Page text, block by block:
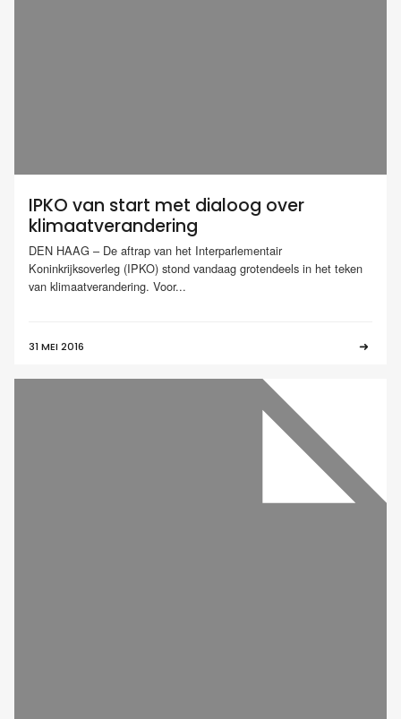
IPKO van start met dialoog over
klimaatverandering
DEN HAAG – De aftrap van het Interparlementair
Koninkrijksoverleg (IPKO) stond vandaag grotendeels in het teken
van klimaatverandering. Voor...
31 MEI 2016